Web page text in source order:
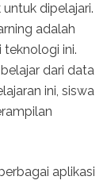
dipelajari.
adalah
teknologi ini.
dari data
ini, siswa
aplikasi